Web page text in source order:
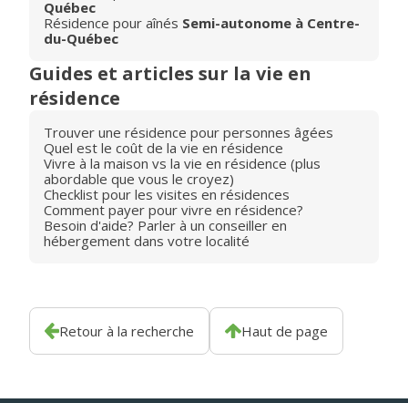
Québec
Résidence pour aînés Semi-autonome à Centre-
du-Québec
Guides et articles sur la vie en
résidence
Trouver une résidence pour personnes âgées
Quel est le coût de la vie en résidence
Vivre à la maison vs la vie en résidence (plus
abordable que vous le croyez)
Checklist pour les visites en résidences
Comment payer pour vivre en résidence?
Besoin d'aide? Parler à un conseiller en
hébergement dans votre localité
Retour à la recherche Haut de page